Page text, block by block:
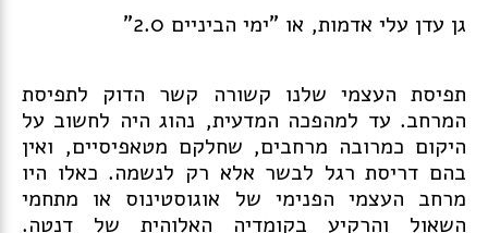
גן עדן עלי אדמות, או "ימי הביניים 2.0"
תפיסת העצמי שלנו קשורה קשר הדוק לתפיסת
המרחב. עד למהפכה המדעית, נהוג היה לחשוב על
היקום כמרובה מרחבים, שחלקם מטאפיסיים, ואין
בהם דריסת רגל לבשר אלא רק לנשמה. כאלו היו
מרחב העצמי הפנימי של אוגוסטינוס או מתחמי
השאול והרקיע בקומדיה האלוהית של דנטה.